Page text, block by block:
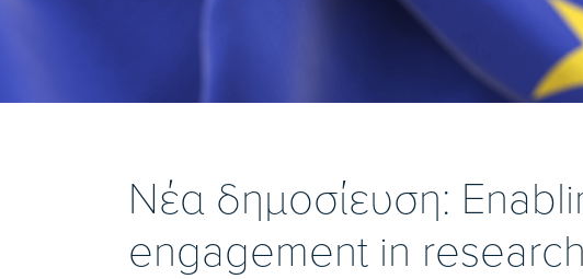
Νέα δημοσίευση:
engagement in research